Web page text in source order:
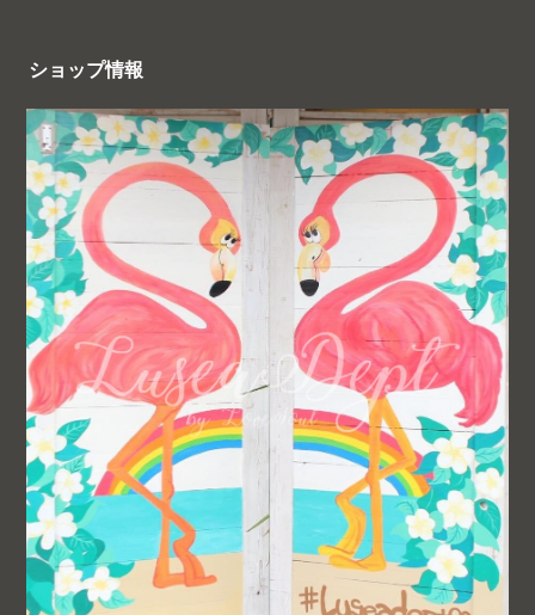
ショップ情報